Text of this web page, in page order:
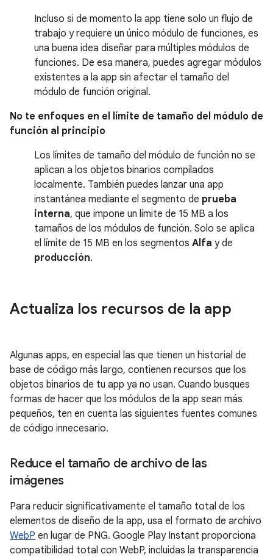
Incluso si de momento la app tiene solo un flujo de
trabajo y requiere un único módulo de funciones, es
una buena idea diseñar para múltiples módulos de
funciones. De esa manera, puedes agregar módulos
existentes a la app sin afectar el tamaño del
módulo de función original.
No te enfoques en el límite de tamaño del módulo de
función al principio
Los límites de tamaño del módulo de función no se
aplican a los objetos binarios compilados
localmente. También puedes lanzar una app
instantánea mediante el segmento de prueba
interna, que impone un límite de 15 MB a los
tamaños de los módulos de función. Solo se aplica
el límite de 15 MB en los segmentos Alfa y de
producción.
Actualiza los recursos de la app
Algunas apps, en especial las que tienen un historial de
base de código más largo, contienen recursos que los
objetos binarios de tu app ya no usan. Cuando busques
formas de hacer que los módulos de la app sean más
pequeños, ten en cuenta las siguientes fuentes comunes
de código innecesario.
Reduce el tamaño de archivo de las
imágenes
Para reducir significativamente el tamaño total de los
elementos de diseño de la app, usa el formato de archivo
WebP en lugar de PNG. Google Play Instant proporciona
compatibilidad total con WebP, incluidas la transparencia